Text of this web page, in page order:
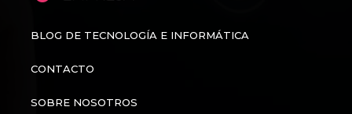
BLOG DE TECNOLOGÍA E INFORMÁTICA
CONTACTO
SOBRE NOSOTROS